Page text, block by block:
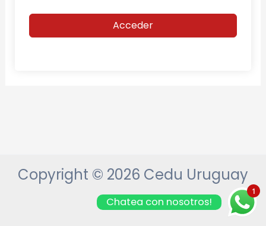
Acceder
Copyright © 2026 Cedu Uruguay
1
Chatea con nosotros!